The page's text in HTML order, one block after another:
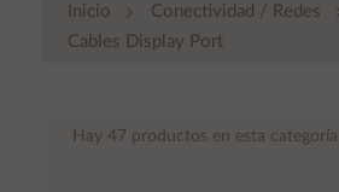
Inicio Conectividad / Redes
Cables Display Port
Hay 47 productos en esta categoría